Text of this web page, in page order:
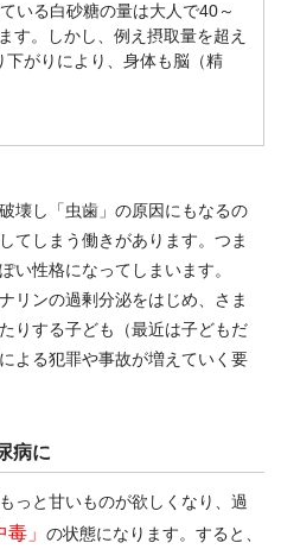
いる白砂糖の量は大人で40～
す。しかし、例え摂取量を超え
がりにより、身体も脳（精
壊し「虫歯」の原因にもなるの
てしまう働きがあります。つま
い性格になってしまいます。
リンの過剰分泌をはじめ、さま
りする子ども（最近は子どもだ
よる犯罪や事故が増えていく要
病に
っと甘いものが欲しくなり、過
毒」の状態になります。すると、